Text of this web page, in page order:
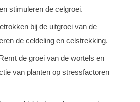
stimuleren de celgroei.
bij de uitgroei van de
de celdeling en celstrekking.
de groei van de wortels en
van planten op stressfactoren